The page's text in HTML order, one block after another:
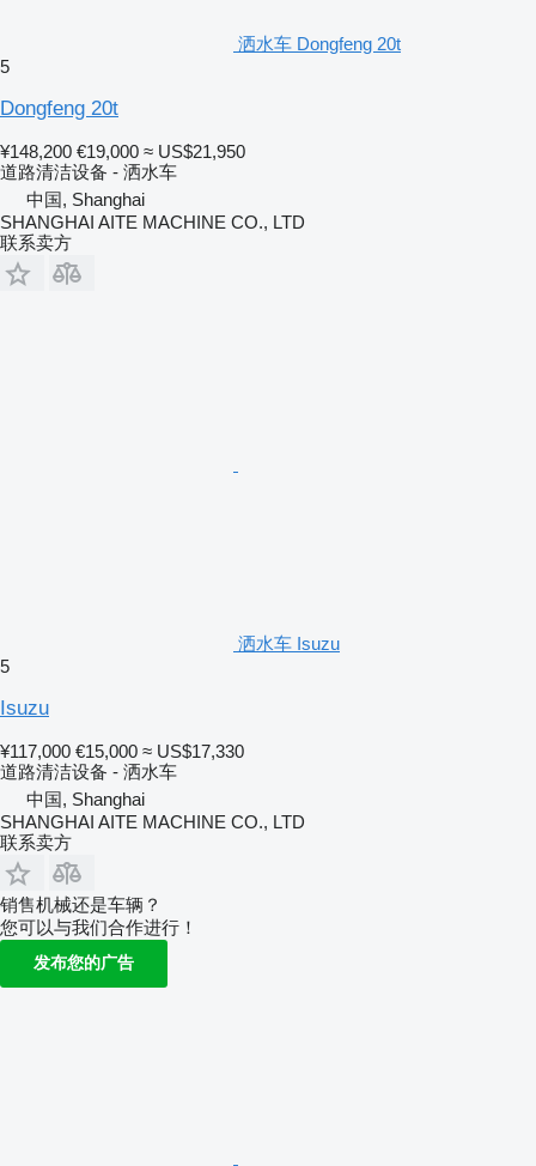
洒水车 Dongfeng 20t
5
Dongfeng 20t
¥148,200 €19,000 ≈ US$21,950
道路清洁设备 - 洒水车
中国, Shanghai
SHANGHAI AITE MACHINE CO., LTD
联系卖方
洒水车 Isuzu
5
Isuzu
¥117,000 €15,000 ≈ US$17,330
道路清洁设备 - 洒水车
中国, Shanghai
SHANGHAI AITE MACHINE CO., LTD
联系卖方
销售机械还是车辆？
您可以与我们合作进行！
发布您的广告